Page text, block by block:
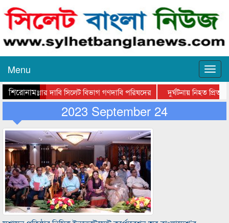
Menu
শিরোনামঃ-
করার দাবি সিলেট বিভাগ গণদাবি পরিষদের
দুর্ঘটনায় নিহত
হাসপাতালে মহানগর জামায়াত নেতৃবৃন্দ
সিলেটে তালামীযে ইসলামিয়ার
2023 September 24